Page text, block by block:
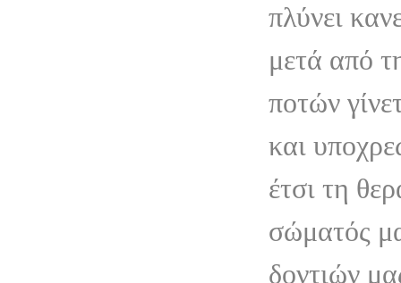
πλύνει
μετά από
ποτών
και
έτσι τη
σώματός
δοντιών